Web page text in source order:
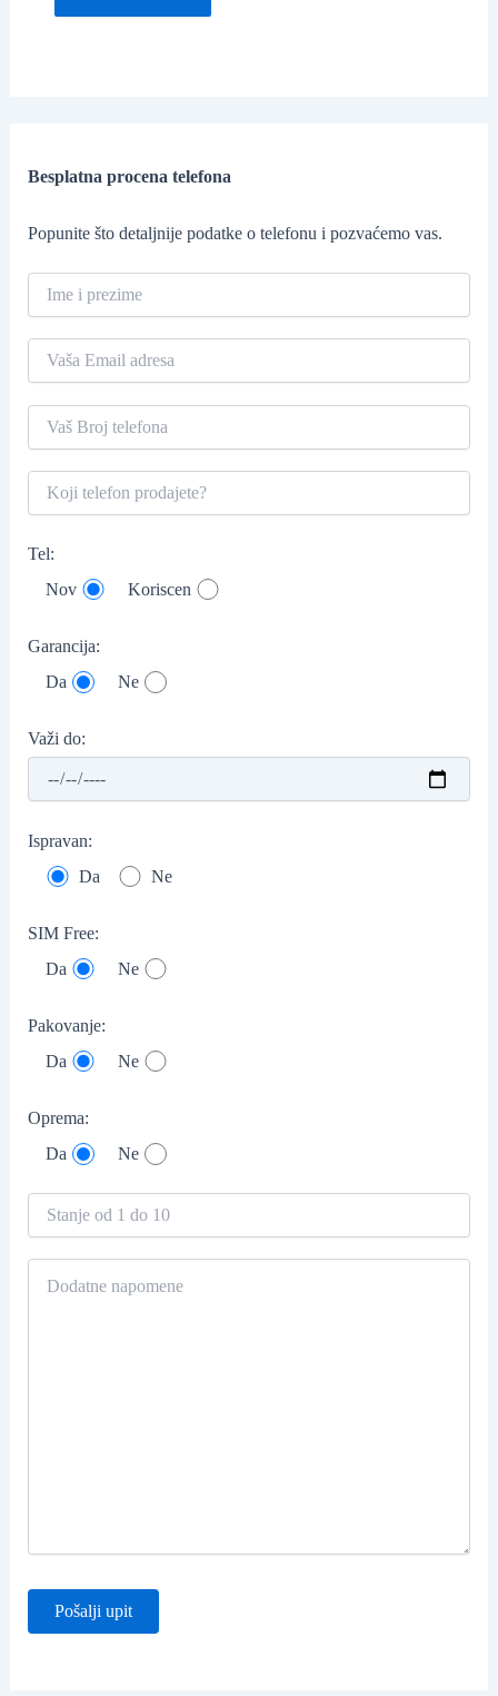
Besplatna procena telefona
Popunite što detaljnije podatke o telefonu i pozvaćemo vas.
Tel:
Nov
Koriscen
Garancija:
Da
Ne
Važi do:
Ispravan:
Da
Ne
SIM Free:
Da
Ne
Pakovanje:
Da
Ne
Oprema:
Da
Ne